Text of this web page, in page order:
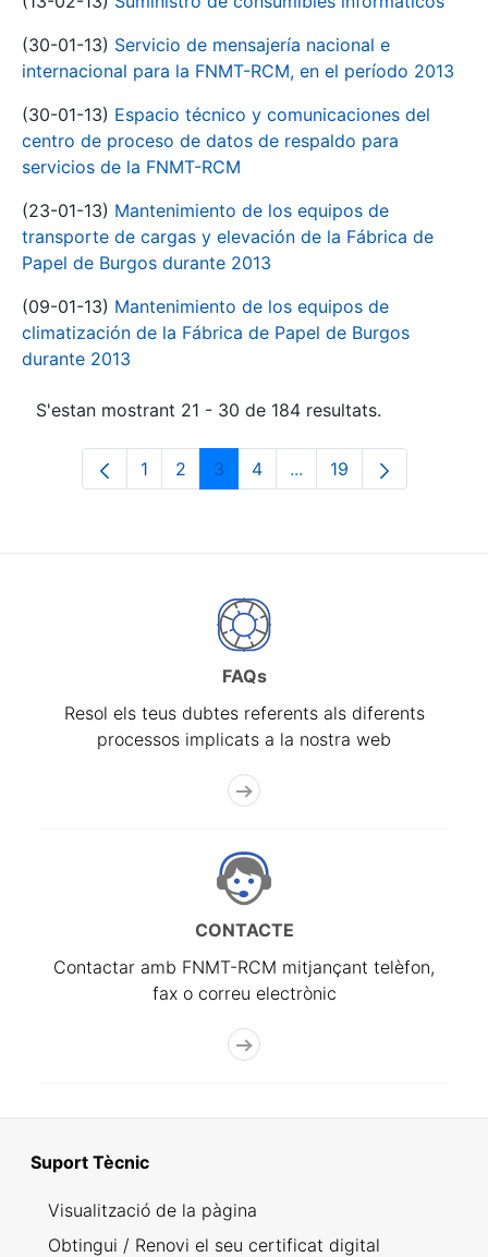
(30-01-13) Servicio de mensajería nacional e
internacional para la FNMT-RCM, en el período 2013
(30-01-13) Espacio técnico y comunicaciones del
centro de proceso de datos de respaldo para
servicios de la FNMT-RCM
(23-01-13) Mantenimiento de los equipos de
transporte de cargas y elevación de la Fábrica de
Papel de Burgos durante 2013
(09-01-13) Mantenimiento de los equipos de
climatización de la Fábrica de Papel de Burgos
durante 2013
S'estan mostrant 21 - 30 de 184 resultats.
Pàgina
1 Pàgina
2 Pàgina
3 Pàgina
4 ...Pàgines intermèdies
Pàgina
19
FAQs
Resol els teus dubtes referents als diferents
processos implicats a la nostra web
CONTACTE
Contactar amb FNMT-RCM mitjançant telèfon,
fax o correu electrònic
Suport Tècnic
Visualització de la pàgina
Obtingui / Renovi el seu certificat digital